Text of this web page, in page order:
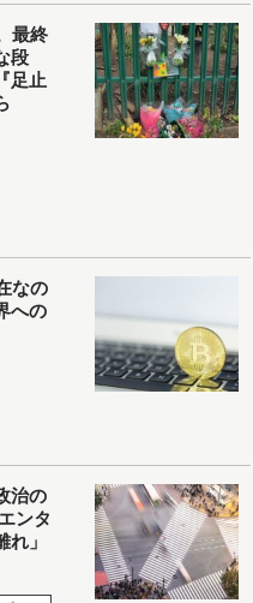
最終
段
足止
なの
への
治の
ンタ
」